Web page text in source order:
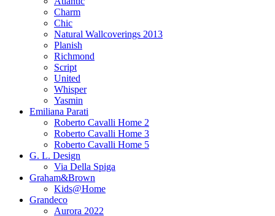
Charm
Chic
Natural Wallcoverings 2013
Planish
Richmond
Script
United
Whisper
Yasmin
Emiliana Parati
Roberto Cavalli Home 2
Roberto Cavalli Home 3
Roberto Cavalli Home 5
G. L. Design
Via Della Spiga
Graham&Brown
Kids@Home
Grandeco
Aurora 2022